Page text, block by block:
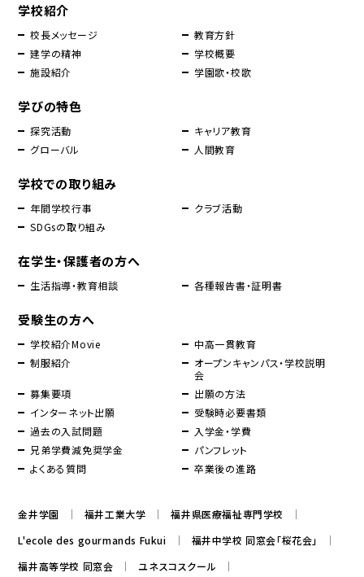
学校紹介
校長メッセージ
教育方針
建学の精神
学校概要
施設紹介
学園歌・校歌
学びの特色
探究活動
キャリア教育
グローバル
人間教育
学校での取り組み
年間学校行事
クラブ活動
SDGsの取り組み
在学生・保護者の方へ
生活指導・教育相談 各種報告書・証明書
受験生の方へ
学校紹介Movie
中高一貫教育
制服紹介
オープンキャンパス・学校説明
会
募集要項
出願の方法
インターネット出願
受験時必要書類
過去の入試問題
入学金・学費
兄弟学費減免奨学金
パンフレット
よくある質問
卒業後の進路
金井学園 福井工業大学
福井県医療福祉専門学校
L'ecole des gourmands Fukui
福井中学校 同窓会「桜花会」
福井高等学校 同窓会
ユネスコスクール